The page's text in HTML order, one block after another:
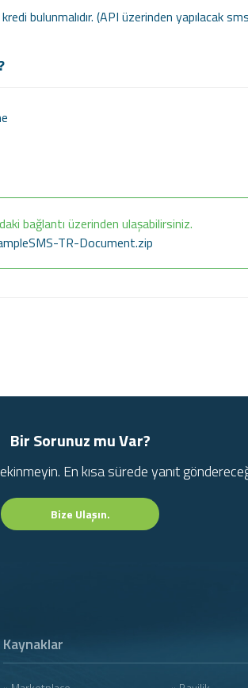
bulunmalıdır. (API üzerinden yapılacak
bağlantı üzerinden ulaşabilirsiniz.
TR-Document.zip
Bir Sorunuz mu Var?
En kısa sürede yanıt
Bize Ulaşın.
Kaynaklar